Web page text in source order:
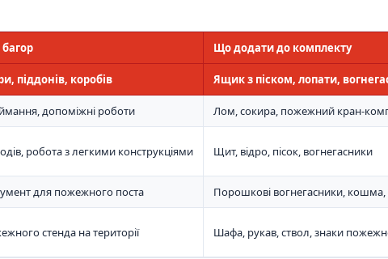
Що додати до комплекту
піддонів, коробів Ящик з піском, лопати,
допоміжні роботи Лом, сокира, пожежний кран-
робота з легкими конструкціями Щит, відро, пісок, вогнегасники
для пожежного поста Порошкові вогнегасники, кошма,
стенда на території Шафа, рукав, ствол, знаки